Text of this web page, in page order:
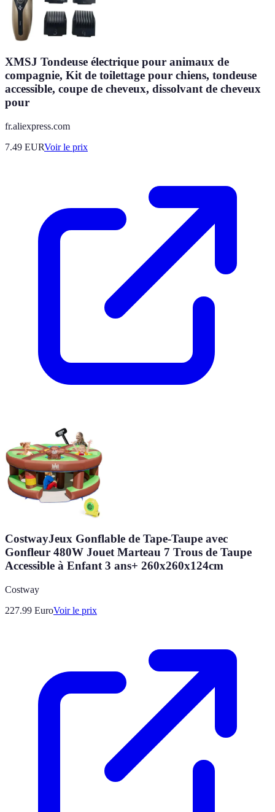
XMSJ Tondeuse électrique pour animaux de
compagnie, Kit de toilettage pour chiens, tondeuse
accessible, coupe de cheveux, dissolvant de cheveux
pour
fr.aliexpress.com
7.49 EURVoir le prix
CostwayJeux Gonflable de Tape-Taupe avec
Gonfleur 480W Jouet Marteau 7 Trous de Taupe
Accessible à Enfant 3 ans+ 260x260x124cm
Costway
227.99 EuroVoir le prix